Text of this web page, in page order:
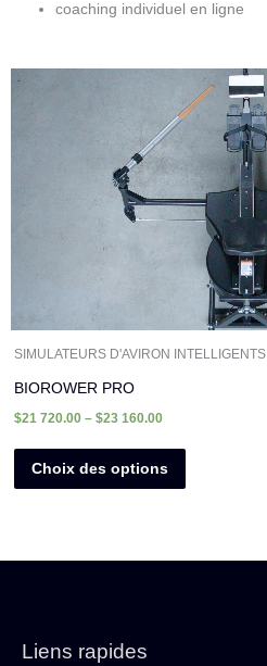
coaching individuel en ligne
SIMULATEURS D'AVIRON INTELLIGENTS
BIOROWER PRO
$21 720.00– $23 160.00
Choix des options
Ce
produit
plusieurs
variations.
Les
options
peuvent
être
choisies
sur
Liens rapides